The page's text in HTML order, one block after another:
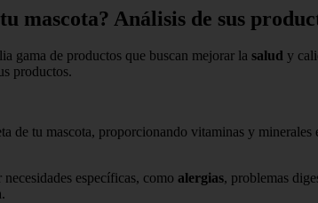
mascota? Análisis de sus
gama de productos que buscan mejorar la salud y
productos.
de tu mascota, proporcionando vitaminas y
específicas, como alergias, problemas